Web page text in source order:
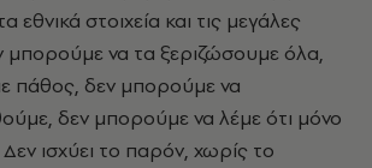
εθνικά στοιχεία και τις μεγάλες
μπορούμε να τα ξεριζώσουμε όλα,
πάθος, δεν μπορούμε να
δεν μπορούμε να λέμε ότι μόνο
ισχύει το παρόν, χωρίς το